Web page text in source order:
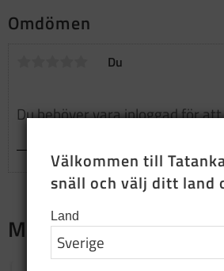
Omdömen
Du
Merch
Välkommen till
snäll och välj ditt land
Land